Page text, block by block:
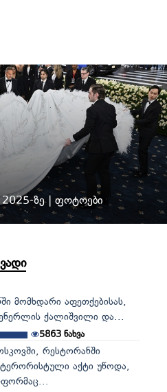
2025-ზე | ფოტოები
მომხდარი აფეთქებისას,
ქალიშვილი და...
5863 ნახვა
რესტორანში
აქტი უწოდა,